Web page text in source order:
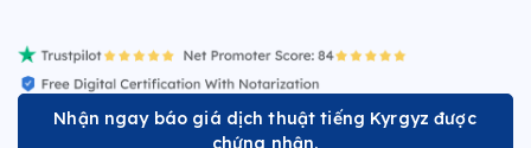
Nhận ngay báo giá dịch thuật tiếng Kyrgyz được
chứng nhận.